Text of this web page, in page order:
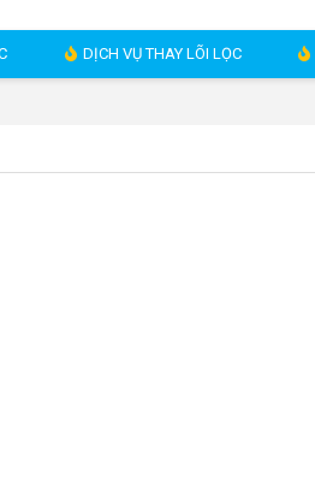
DỊCH VỤ THAY LÕI LỌC